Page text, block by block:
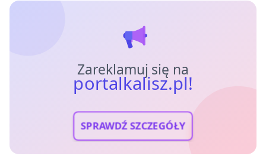
Zareklamuj się na
portalkalisz.pl!
SPRAWDŹ SZCZEGÓŁY